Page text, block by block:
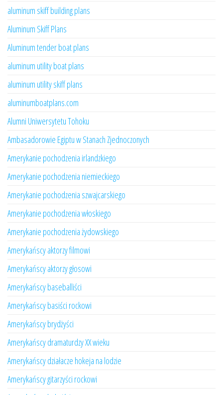
aluminum skiff building plans
Aluminum Skiff Plans
Aluminum tender boat plans
aluminum utility boat plans
aluminum utility skiff plans
aluminumboatplans.com
Alumni Uniwersytetu Tohoku
Ambasadorowie Egiptu w Stanach Zjednoczonych
Amerykanie pochodzenia irlandzkiego
Amerykanie pochodzenia niemieckiego
Amerykanie pochodzenia szwajcarskiego
Amerykanie pochodzenia włoskiego
Amerykanie pochodzenia żydowskiego
Amerykańscy aktorzy filmowi
Amerykańscy aktorzy głosowi
Amerykańscy baseballiści
Amerykańscy basiści rockowi
Amerykańscy brydżyści
Amerykańscy dramaturdzy XX wieku
Amerykańscy działacze hokeja na lodzie
Amerykańscy gitarzyści rockowi